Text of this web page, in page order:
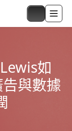
如
與數據